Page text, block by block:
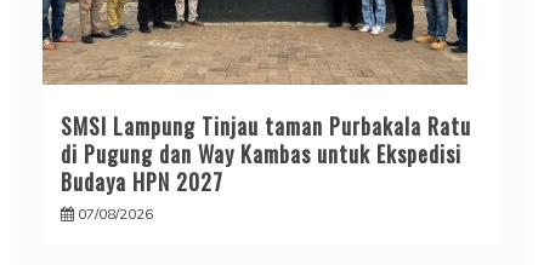
SMSI Lampung Tinjau taman Purbakala Ratu
di Pugung dan Way Kambas untuk Ekspedisi
Budaya HPN 2027
07/08/2026